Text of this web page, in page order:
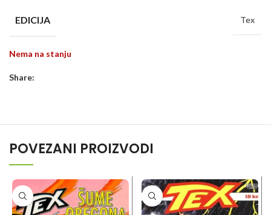
EDICIJA Tex
Nema na stanju
Share:
POVEZANI PROIZVODI